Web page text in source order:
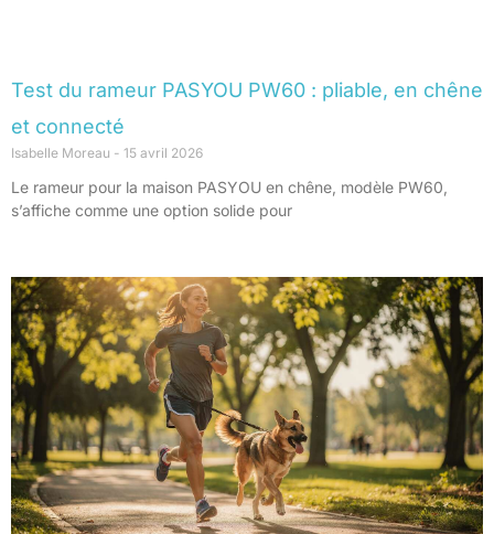
Test du rameur PASYOU PW60 : pliable, en chêne
et connecté
Isabelle Moreau 15 avril 2026
Le rameur pour la maison PASYOU en chêne, modèle PW60,
s’affiche comme une option solide pour